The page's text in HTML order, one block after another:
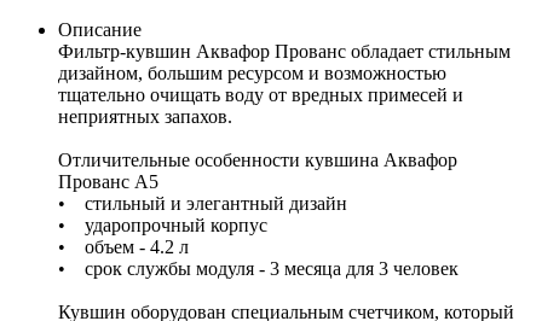
Описание
Фильтр-кувшин Аквафор Прованс обладает стильным
дизайном, большим ресурсом и возможностью
тщательно очищать воду от вредных примесей и
неприятных запахов.
Отличительные особенности кувшина Аквафор
Прованс А5
• стильный и элегантный дизайн
• ударопрочный корпус
• объем - 4.2 л
• срок службы модуля - 3 месяца для 3 человек
Кувшин оборудован специальным счетчиком, который